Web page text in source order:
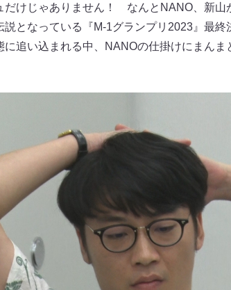
だけじゃありません！ なんとNANO、新山
説となっている『M-1グランプリ2023』
追い込まれる中、NANOの仕掛けにまん